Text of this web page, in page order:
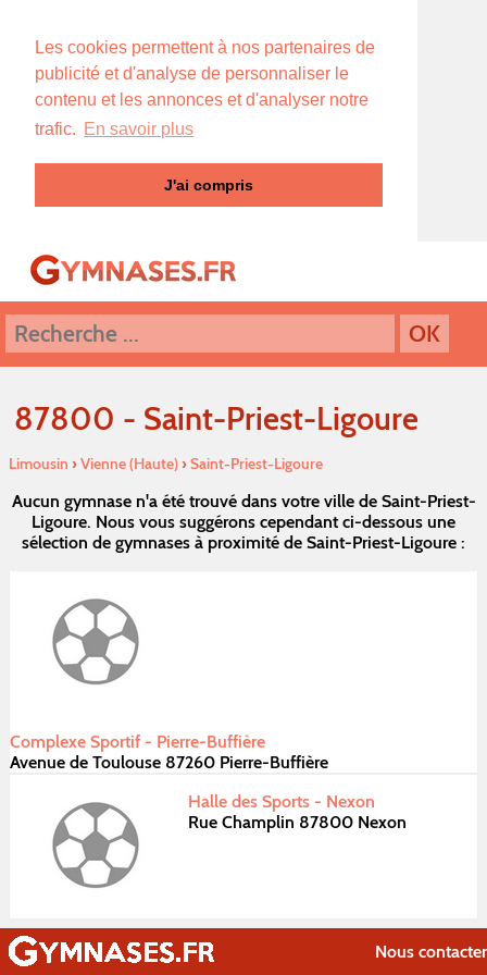
Les cookies permettent à nos partenaires de
publicité et d'analyse de personnaliser le
contenu et les annonces et d'analyser notre
trafic. En savoir plus
J'ai compris
87800 - Saint-Priest-Ligoure
Limousin ›Vienne (Haute)›Saint-Priest-Ligoure
Aucun gymnase n'a été trouvé dans votre ville de Saint-Priest-
Ligoure. Nous vous suggérons cependant ci-dessous une
sélection de gymnases à proximité de Saint-Priest-Ligoure :
Complexe Sportif - Pierre-Buffière
Avenue de Toulouse 87260 Pierre-Buffière
Halle des Sports - Nexon
Rue Champlin 87800 Nexon
Nous contacter